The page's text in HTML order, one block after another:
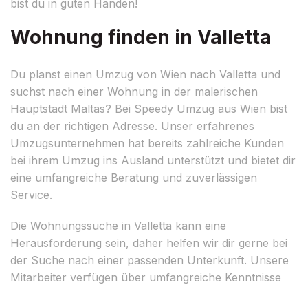
bist du in guten Händen!
Wohnung finden in Valletta
Du planst einen Umzug von Wien nach Valletta und
suchst nach einer Wohnung in der malerischen
Hauptstadt Maltas? Bei Speedy Umzug aus Wien bist
du an der richtigen Adresse. Unser erfahrenes
Umzugsunternehmen hat bereits zahlreiche Kunden
bei ihrem Umzug ins Ausland unterstützt und bietet dir
eine umfangreiche Beratung und zuverlässigen
Service.
Die Wohnungssuche in Valletta kann eine
Herausforderung sein, daher helfen wir dir gerne bei
der Suche nach einer passenden Unterkunft. Unsere
Mitarbeiter verfügen über umfangreiche Kenntnisse